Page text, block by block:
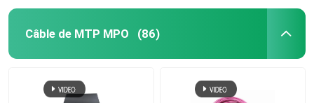
Câble de MTP MPO (86)